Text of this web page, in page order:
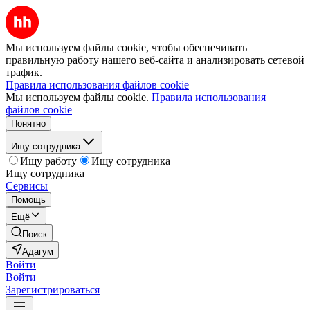
Мы используем файлы cookie, чтобы обеспечивать
правильную работу нашего веб-сайта и анализировать сетевой
трафик.
Правила использования файлов cookie
Мы используем файлы cookie. Правила использования
файлов cookie
Понятно
Ищу сотрудника
Ищу работу
Ищу сотрудника
Ищу сотрудника
Сервисы
Помощь
Ещё
Поиск
Адагум
Войти
Войти
Зарегистрироваться